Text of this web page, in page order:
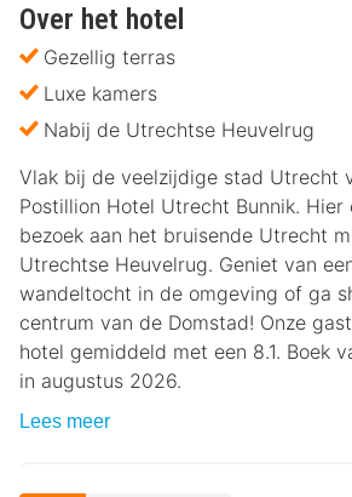
Over het hotel
Gezellig terras
Luxe kamers
Nabij de Utrechtse Heuvelrug
Vlak bij de veelzijdige stad Utrecht
Postillion Hotel Utrecht Bunnik. Hier
bezoek aan het bruisende Utrecht
Utrechtse Heuvelrug. Geniet van
wandeltocht in de omgeving of ga
centrum van de Domstad! Onze
hotel gemiddeld met een 8.1. Boek
in augustus 2026.
Lees meer